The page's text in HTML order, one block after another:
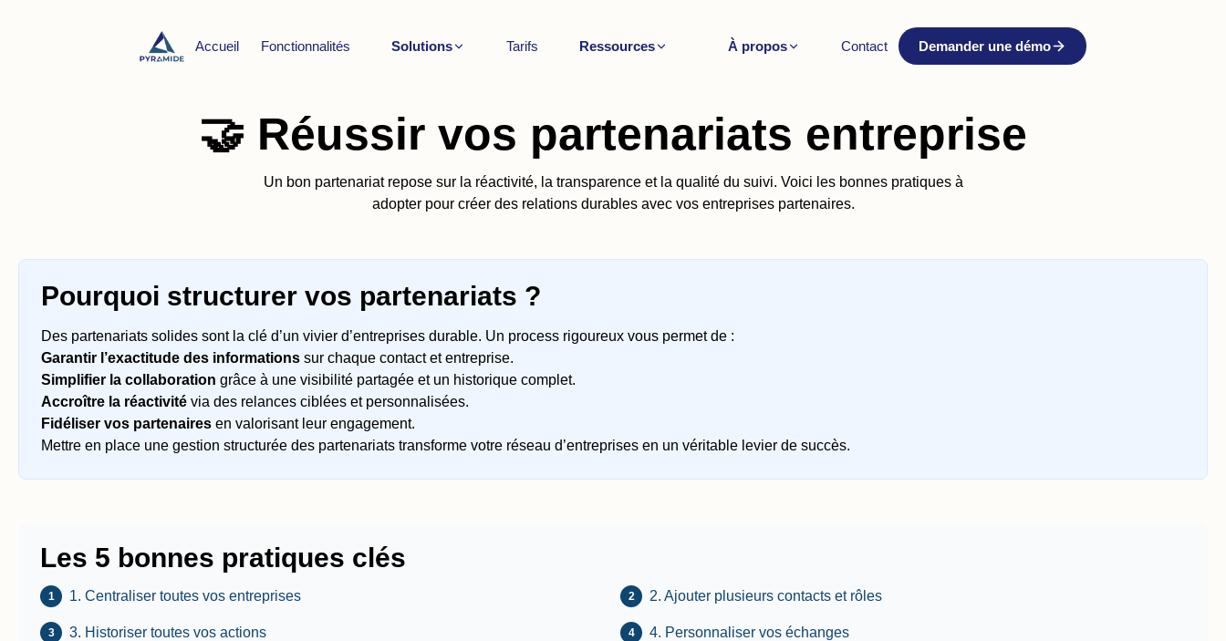
Accueil Fonctionnalités Solutions Tarifs Ressources À propos Contact Demander une démo
🤝 Réussir vos partenariats entreprise
Un bon partenariat repose sur la réactivité, la transparence et la qualité du suivi. Voici les bonnes pratiques à
adopter pour créer des relations durables avec vos entreprises partenaires.
Pourquoi structurer vos partenariats ?
Des partenariats solides sont la clé d’un vivier d’entreprises durable. Un process rigoureux vous permet de :
Garantir l’exactitude des informations sur chaque contact et entreprise.
Simplifier la collaboration grâce à une visibilité partagée et un historique complet.
Accroître la réactivité via des relances ciblées et personnalisées.
Fidéliser vos partenaires en valorisant leur engagement.
Mettre en place une gestion structurée des partenariats transforme votre réseau d’entreprises en un véritable levier de succès.
Les 5 bonnes pratiques clés
1 1. Centraliser toutes vos entreprises 2 2. Ajouter plusieurs contacts et rôles
3 3. Historiser toutes vos actions 4 4. Personnaliser vos échanges